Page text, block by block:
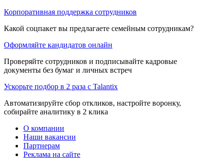
Корпоративная поддержка сотрудников
Какой соцпакет вы предлагаете семейным сотрудникам?
Оформляйте кандидатов онлайн
Проверяйте сотрудников и подписывайте кадровые
документы без бумаг и личных встреч
Ускорьте подбор в 2 раза с Talantix
Автоматизируйте сбор откликов, настройте воронку,
собирайте аналитику в 2 клика
О компании
Наши вакансии
Партнерам
Реклама на сайте